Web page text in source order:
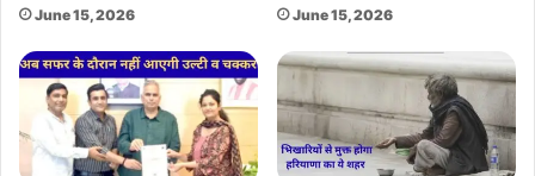
June 15, 2026 June 15, 2026